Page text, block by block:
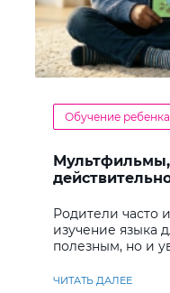
Обучение ребенка
Родители часто
изучение языка
полезным, но и
ЧИТАТЬ ДАЛЕЕ